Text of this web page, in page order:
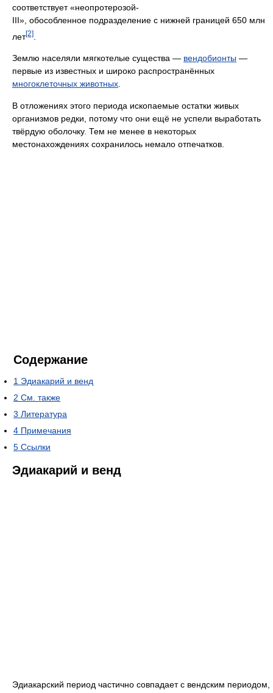
соответствует «неопротерозой-
III», обособленное подразделение с нижней границей 650 млн
лет[2]
Землю населяли мягкотелые существа — вендобионты —
первые из известных и широко распространённых
многоклеточных животных.
В отложениях этого периода ископаемые остатки живых
организмов редки, потому что они ещё не успели выработать
твёрдую оболочку. Тем не менее в некоторых
местонахождениях сохранилось немало отпечатков.
Содержание
1 Эдиакарий и венд
2 См. также
3 Литература
4 Примечания
5 Ссылки
Эдиакарий и венд
Эдиакарский период частично совпадает с вендским периодом,